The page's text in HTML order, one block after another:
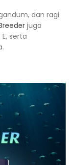
dan ragi
juga
serta